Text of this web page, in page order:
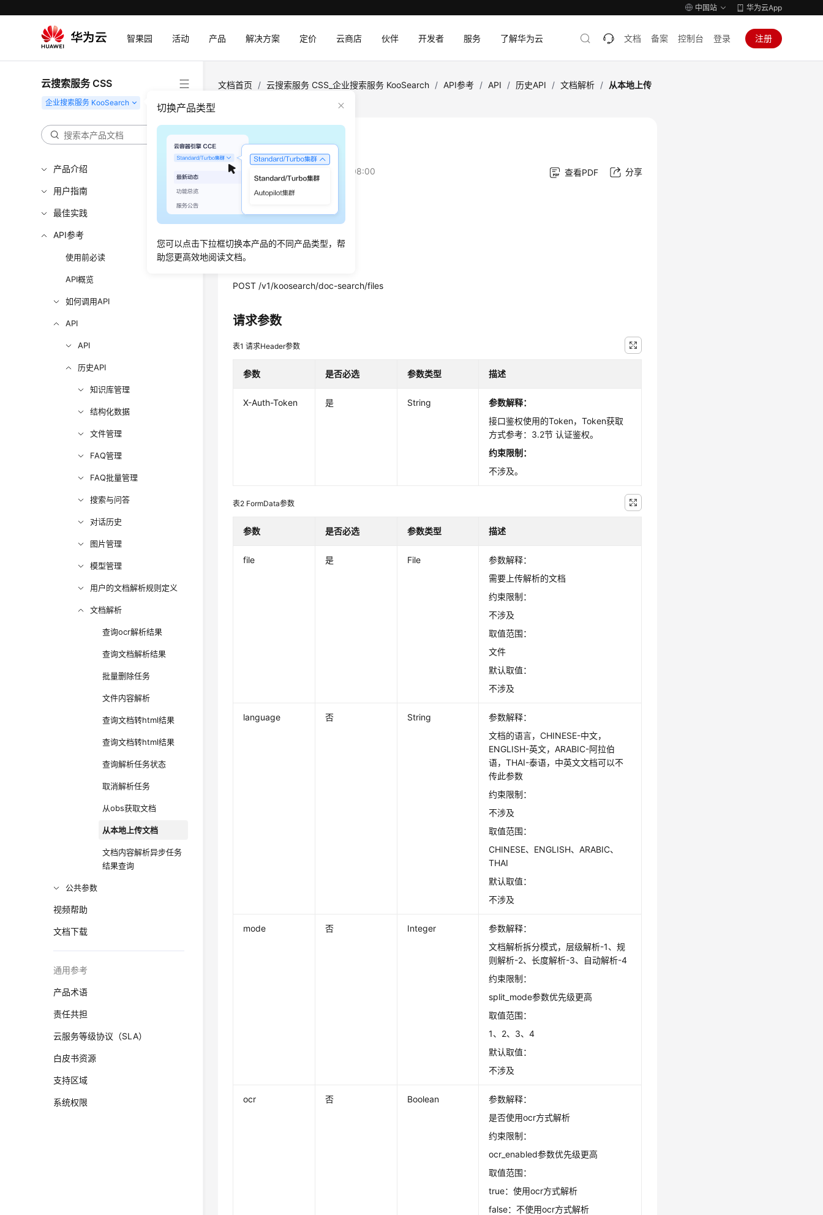
中国站 华为云App
智果园 活动 产品 解决方案 定价 云商店 伙伴 开发者 服务 了解华为云 文档 备案 控制台 登录 注册
云搜索服务 CSS
切换产品类型
您可以点击下拉框切换本产品的不同产品类型，帮
助您更高效地阅读文档。
产品介绍
用户指南
最佳实践
API参考
使用前必读
API概览
如何调用API
API
API
历史API
知识库管理
结构化数据
文件管理
FAQ管理
FAQ批量管理
搜索与问答
对话历史
图片管理
模型管理
用户的文档解析规则定义
文档解析
查询ocr解析结果
查询文档解析结果
批量删除任务
文件内容解析
查询文档转html结果
查询文档转html结果
查询解析任务状态
取消解析任务
从obs获取文档
从本地上传文档
文档内容解析异步任务
结果查询
公共参数
视频帮助
文档下载
通用参考
产品术语
责任共担
云服务等级协议（SLA）
白皮书资源
支持区域
系统权限
文档首页 / 云搜索服务 CSS_企业搜索服务 KooSearch / API参考 / API / 历史API / 文档解析 / 从本地上传
从本地上传文档
更新时间： 2026-03-16 GMT+08:00 查看PDF 分享
URI
POST /v1/koosearch/doc-search/files
请求参数
表1请求Header参数
参数 是否必选 参数类型 描述
X-Auth-Token 是 String
参数解释：
接口鉴权使用的Token，Token获取
方式参考：3.2节 认证鉴权。
约束限制：
不涉及。
表2 FormData参数
参数 是否必选 参数类型 描述
file 是 File
参数解释：
需要上传解析的文档
约束限制：
不涉及
取值范围：
文件
默认取值：
不涉及
language 否 String
参数解释：
文档的语言，CHINESE-中文，
ENGLISH-英文，ARABIC-阿拉伯
语，THAI-泰语，中英文文档可以不
传此参数
约束限制：
不涉及
取值范围：
CHINESE、ENGLISH、ARABIC、
THAI
默认取值：
不涉及
mode 否 Integer
参数解释：
文档解析拆分模式，层级解析-1、规
则解析-2、长度解析-3、自动解析-4
约束限制：
split_mode参数优先级更高
取值范围：
1、2、3、4
默认取值：
不涉及
ocr 否 Boolean
参数解释：
是否使用ocr方式解析
约束限制：
ocr_enabled参数优先级更高
取值范围：
true：使用ocr方式解析
false：不使用ocr方式解析